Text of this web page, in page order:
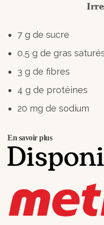
7 g de sucre
0,5 g de gras
3 g de fibres
4 g de protéines
20 mg de sodium
En savoir plus